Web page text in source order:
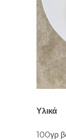
Υλικά
100γρ